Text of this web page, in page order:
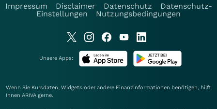
Impressum
Disclaimer Datenschutz
Datenschutz-
Einstellungen
Nutzungsbedingungen
Unsere Apps:
Wenn Sie Kursdaten, Widgets oder andere Finanzinformationen benötigen, hilft
Ihnen ARIVA gerne.